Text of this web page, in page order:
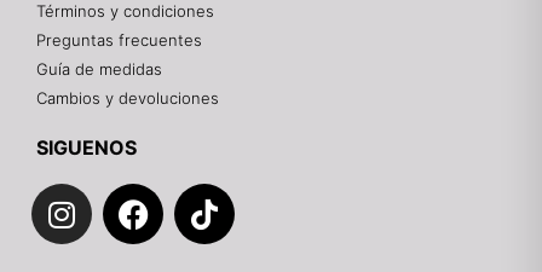
Términos y condiciones
Preguntas frecuentes
Guía de medidas
Cambios y devoluciones
SIGUENOS
I
n
F
a
T
i
WhatsApp
Instagram
Teléfono